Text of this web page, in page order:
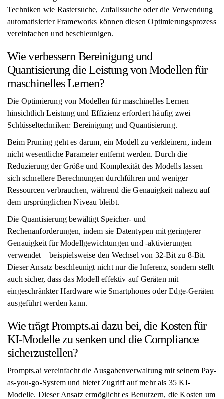
Techniken wie Rastersuche, Zufallssuche oder die Verwendung
automatisierter Frameworks können diesen Optimierungsprozess
vereinfachen und beschleunigen.
Wie verbessern Bereinigung und
Quantisierung die Leistung von Modellen für
maschinelles Lernen?
Die Optimierung von Modellen für maschinelles Lernen
hinsichtlich Leistung und Effizienz erfordert häufig zwei
Schlüsseltechniken: Bereinigung und Quantisierung.
Beim Pruning geht es darum, ein Modell zu verkleinern, indem
nicht wesentliche Parameter entfernt werden. Durch die
Reduzierung der Größe und Komplexität des Modells lassen
sich schnellere Berechnungen durchführen und weniger
Ressourcen verbrauchen, während die Genauigkeit nahezu auf
dem ursprünglichen Niveau bleibt.
Die Quantisierung bewältigt Speicher- und
Rechenanforderungen, indem sie Datentypen mit geringerer
Genauigkeit für Modellgewichtungen und -aktivierungen
verwendet – beispielsweise den Wechsel von 32-Bit zu 8-Bit.
Dieser Ansatz beschleunigt nicht nur die Inferenz, sondern stellt
auch sicher, dass das Modell effektiv auf Geräten mit
eingeschränkter Hardware wie Smartphones oder Edge-Geräten
ausgeführt werden kann.
Wie trägt Prompts.ai dazu bei, die Kosten für
KI-Modelle zu senken und die Compliance
sicherzustellen?
Prompts.ai vereinfacht die Ausgabenverwaltung mit seinem Pay-
as-you-go-System und bietet Zugriff auf mehr als 35 KI-
Modelle. Dieser Ansatz ermöglicht es Benutzern, die Kosten um